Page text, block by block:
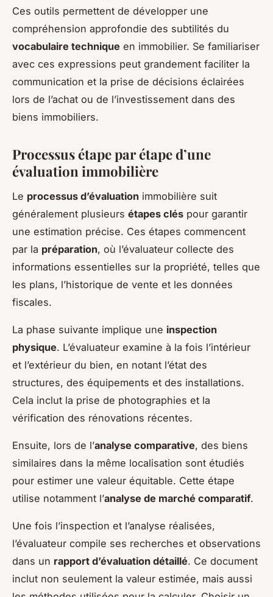
Ces outils permettent de développer une
compréhension approfondie des subtilités du
vocabulaire technique en immobilier. Se familiariser
avec ces expressions peut grandement faciliter la
communication et la prise de décisions éclairées
lors de l’achat ou de l’investissement dans des
biens immobiliers.
Processus étape par étape d’une
évaluation immobilière
Le processus d’évaluation immobilière suit
généralement plusieurs étapes clés pour garantir
une estimation précise. Ces étapes commencent
par la préparation, où l’évaluateur collecte des
informations essentielles sur la propriété, telles que
les plans, l’historique de vente et les données
fiscales.
La phase suivante implique une inspection
physique. L’évaluateur examine à la fois l’intérieur
et l’extérieur du bien, en notant l’état des
structures, des équipements et des installations.
Cela inclut la prise de photographies et la
vérification des rénovations récentes.
Ensuite, lors de l’analyse comparative, des biens
similaires dans la même localisation sont étudiés
pour estimer une valeur équitable. Cette étape
utilise notamment l’analyse de marché comparatif.
Une fois l’inspection et l’analyse réalisées,
l’évaluateur compile ses recherches et observations
dans un rapport d’évaluation détaillé. Ce document
inclut non seulement la valeur estimée, mais aussi